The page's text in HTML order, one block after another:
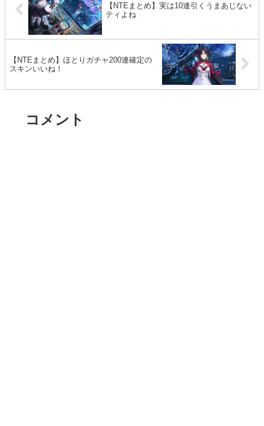
【NTEまとめ】実は10連引くうまあじない
ティよね
【NTEまとめ】ほとりガチャ200連確定の
スキンいいね！
コメント